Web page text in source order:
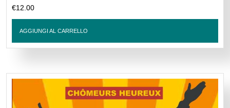
€12.00
AGGIUNGI AL CARRELLO